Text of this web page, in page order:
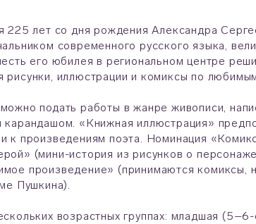
225 лет со дня рождения Александра
современного русского языка,
его юбилея в региональном центре
рисунки, иллюстрации и комиксы по
подать работы в жанре живописи,
«Книжная иллюстрация»
к произведениям поэта. Номинация
(мини-история из рисунков о
произведение» (принимаются комиксы,
Пушкина).
возрастных группах: младшая